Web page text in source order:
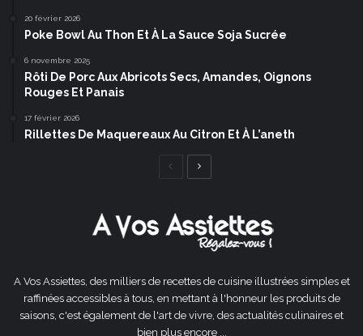
20 février 2026
Poke Bowl Au Thon Et À La Sauce Soja Sucrée
6 novembre 2025
Rôti De Porc Aux Abricots Secs, Amandes, Oignons
Rouges Et Panais
17 février 2026
Rillettes De Maquereaux Au Citron Et À L’aneth
Page
A Vos Assiettes, des milliers de recettes de cuisine illustrées simples et
raffinées accessibles à tous, en mettant à l'honneur les produits de
saisons, c'est également de l'art de vivre, des actualités culinaires et
bien plus encore ...